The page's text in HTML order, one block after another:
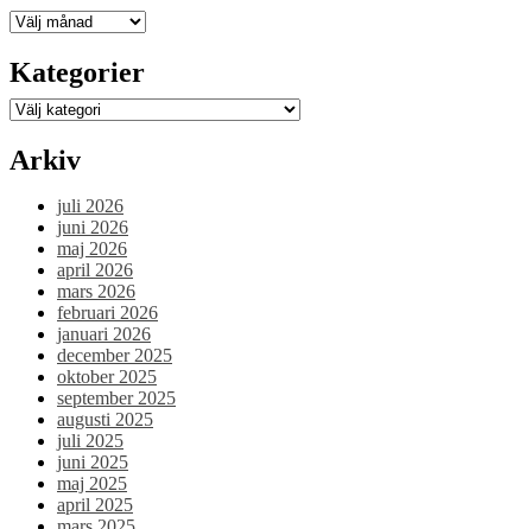
Naturhistoriska
riksmuseet
blev
väldigt
lyckad!”
Arkiv
Kategorier
Kategorier
Arkiv
juli 2026
juni 2026
maj 2026
april 2026
mars 2026
februari 2026
januari 2026
december 2025
oktober 2025
september 2025
augusti 2025
juli 2025
juni 2025
maj 2025
april 2025